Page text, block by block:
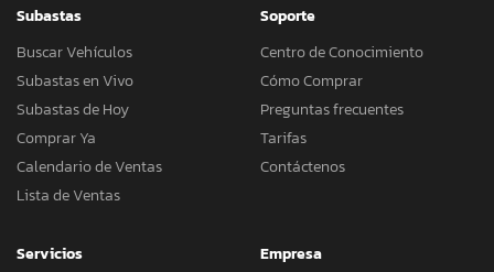
Subastas
Buscar Vehículos
Subastas en Vivo
Subastas de Hoy
Comprar Ya
Calendario de Ventas
Lista de Ventas
Soporte
Centro de Conocimiento
Cómo Comprar
Preguntas frecuentes
Tarifas
Contáctenos
Servicios
Empresa